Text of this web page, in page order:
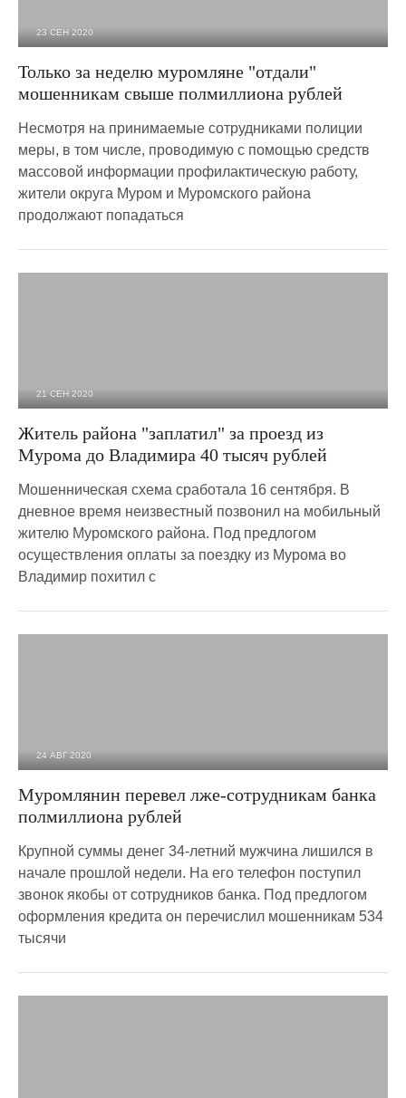
23 СЕН 2020
Только за неделю муромляне "отдали"
мошенникам свыше полмиллиона рублей
Несмотря на принимаемые сотрудниками полиции
меры, в том числе, проводимую с помощью средств
массовой информации профилактическую работу,
жители округа Муром и Муромского района
продолжают попадаться
21 СЕН 2020
Житель района "заплатил" за проезд из
Мурома до Владимира 40 тысяч рублей
Мошенническая схема сработала 16 сентября. В
дневное время неизвестный позвонил на мобильный
жителю Муромского района. Под предлогом
осуществления оплаты за поездку из Мурома во
Владимир похитил с
24 АВГ 2020
Муромлянин перевел лже-сотрудникам банка
полмиллиона рублей
Крупной суммы денег 34-летний мужчина лишился в
начале прошлой недели. На его телефон поступил
звонок якобы от сотрудников банка. Под предлогом
оформления кредита он перечислил мошенникам 534
тысячи